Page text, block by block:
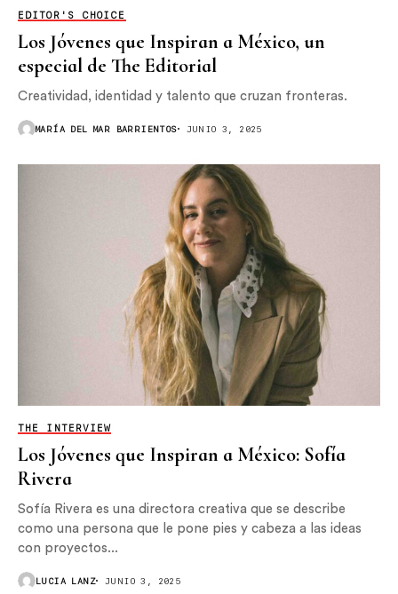
EDITOR'S CHOICE
Los Jóvenes que Inspiran a México, un
especial de The Editorial
Creatividad, identidad y talento que cruzan fronteras.
MARÍA DEL MAR BARRIENTOS JUNIO 3, 2025
THE INTERVIEW
Los Jóvenes que Inspiran a México: Sofía
Rivera
Sofía Rivera es una directora creativa que se describe
como una persona que le pone pies y cabeza a las ideas
con proyectos...
LUCIA LANZ JUNIO 3, 2025